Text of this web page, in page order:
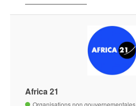
Africa 21
Organisations non gouvernementales